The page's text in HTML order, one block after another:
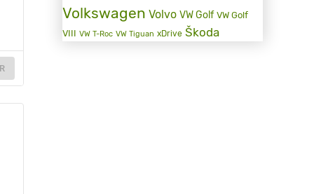
Volkswagen Volvo VW Golf VW Golf
VIII VW T-Roc VW Tiguan xDrive Škoda